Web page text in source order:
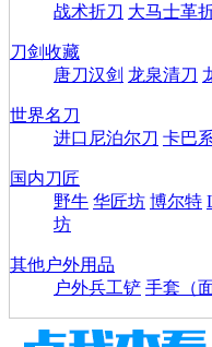
战术折刀 大马士革
刀剑收藏
唐刀汉剑 龙泉清刀
世界名刀
进口尼泊尔刀 卡巴
国内刀匠
野牛 华匠坊 博尔特
坊
其他户外用品
户外兵工铲 手套（